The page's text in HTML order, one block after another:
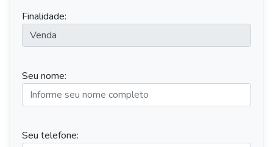
Finalidade:
Seu nome:
Seu telefone: